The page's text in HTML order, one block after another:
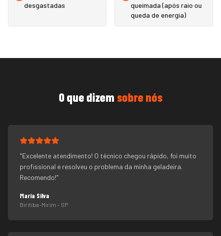
desgastadas
queimada (após raio ou
queda de energia)
O que dizem sobre nós
"Excelente atendimento! O técnico chegou rápido, foi muito
profissional e resolveu o problema da minha geladeira.
Recomendo!"
Maria Silva
Biritiba-Mirim - SP